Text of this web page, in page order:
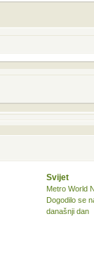
Svijet
Metro World
Dogodilo se
današnji dan